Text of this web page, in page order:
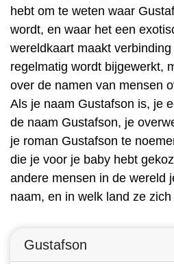
hebt om te weten waar
wordt, en waar het een
wereldkaart maakt
regelmatig wordt bijgewerkt,
over de namen van mensen
Als je naam Gustafson is, je
de naam Gustafson, je
je roman Gustafson te
die je voor je baby hebt
andere mensen in de wereld
naam, en in welk land ze
Gustafson